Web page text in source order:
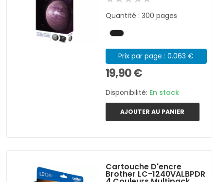
Quantité : 300 pages
Prix par page : 0.063 €
19,90 €
Disponibilité: En stock
AJOUTER AU PANIER
Cartouche D'encre
Brother LC-1240VALBPDR